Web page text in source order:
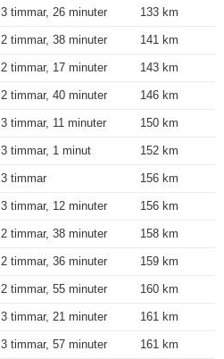
3 timmar, 26 minuter 133 km
2 timmar, 38 minuter 141 km
2 timmar, 17 minuter 143 km
2 timmar, 40 minuter 146 km
3 timmar, 11 minuter 150 km
3 timmar, 1 minut 152 km
3 timmar 156 km
3 timmar, 12 minuter 156 km
2 timmar, 38 minuter 158 km
2 timmar, 36 minuter 159 km
2 timmar, 55 minuter 160 km
3 timmar, 21 minuter 161 km
3 timmar, 57 minuter 161 km